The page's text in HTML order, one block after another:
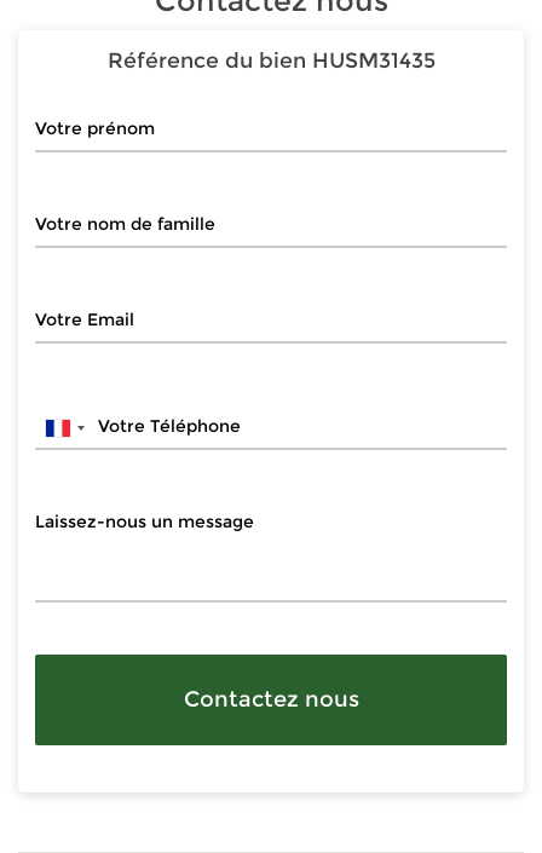
Référence du bien HUSM31435
Contactez nous